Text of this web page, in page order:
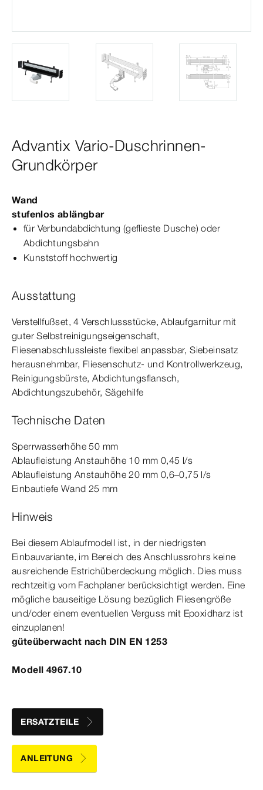
Advantix Vario-Duschrinnen-
Grundkörper
Wand
stufenlos ablängbar
für Verbundabdichtung (geflieste Dusche) oder
Abdichtungsbahn
Kunststoff hochwertig
Ausstattung
Verstellfußset, 4 Verschlussstücke, Ablaufgarnitur mit
guter Selbstreinigungseigenschaft,
Fliesenabschlussleiste flexibel anpassbar, Siebeinsatz
herausnehmbar, Fliesenschutz- und Kontrollwerkzeug,
Reinigungsbürste, Abdichtungsflansch,
Abdichtungszubehör, Sägehilfe
Technische Daten
Sperrwasserhöhe 50 mm
Ablaufleistung Anstauhöhe 10 mm 0,45 l/s
Ablaufleistung Anstauhöhe 20 mm 0,6–0,75 l/s
Einbautiefe Wand 25 mm
Hinweis
Bei diesem Ablaufmodell ist, in der niedrigsten
Einbauvariante, im Bereich des Anschlussrohrs keine
ausreichende Estrichüberdeckung möglich. Dies muss
rechtzeitig vom Fachplaner berücksichtigt werden. Eine
mögliche bauseitige Lösung bezüglich Fliesengröße
und/oder einem eventuellen Verguss mit Epoxidharz ist
einzuplanen!
güteüberwacht nach DIN EN 1253
Modell 4967.10
ERSATZTEILE
ANLEITUNG